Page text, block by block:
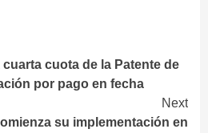
cuota de la Patente de
por pago en fecha
Next
su implementación en